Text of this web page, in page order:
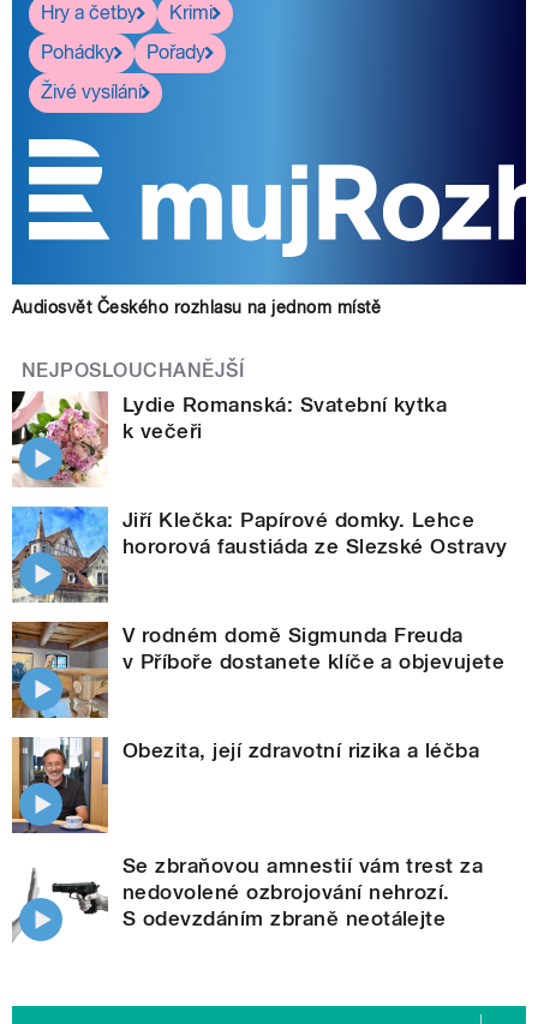
Hry a četby
Krimi
Pohádky
Pořady
Živé vysílání
Audiosvět Českého rozhlasu na jednom místě
NEJPOSLOUCHANĚJŠÍ
Lydie Romanská: Svatební kytka
k večeři
Jiří Klečka: Papírové domky. Lehce
hororová faustiáda ze Slezské Ostravy
V rodném domě Sigmunda Freuda
v Příboře dostanete klíče a objevujete
Obezita, její zdravotní rizika a léčba
Se zbraňovou amnestií vám trest za
nedovolené ozbrojování nehrozí.
S odevzdáním zbraně neotálejte